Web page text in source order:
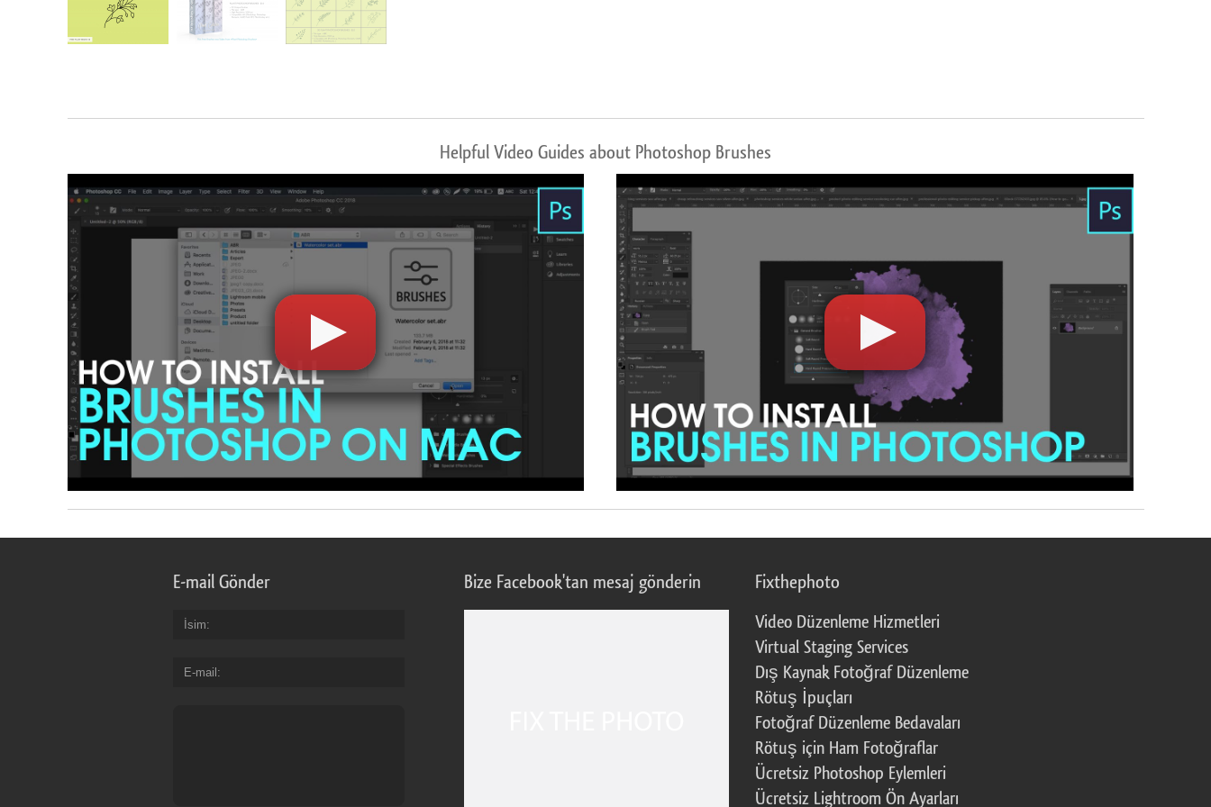
Helpful Video Guides about Photoshop Brushes
E-mail Gönder
İsim
E-mail
Bize Facebook'tan mesaj gönderin Fixthephoto
Video Düzenleme Hizmetleri
Virtual Staging Services
Dış Kaynak Fotoğraf Düzenleme
Rötuş İpuçları
Fotoğraf Düzenleme Bedavaları
Rötuş için Ham Fotoğraflar
Ücretsiz Photoshop Eylemleri
Ücretsiz Lightroom Ön Ayarları